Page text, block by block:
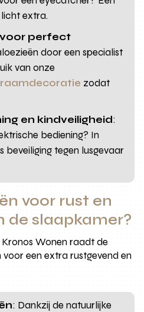
extra.
perfect
door een specialist
van onze
zodat
en kindveiligheid:
bediening? In
beveiliging tegen lusgevaar
voor rust en
de slaapkamer?
Wonen raadt de
een extra rustgevend en
: Dankzij de natuurlijke